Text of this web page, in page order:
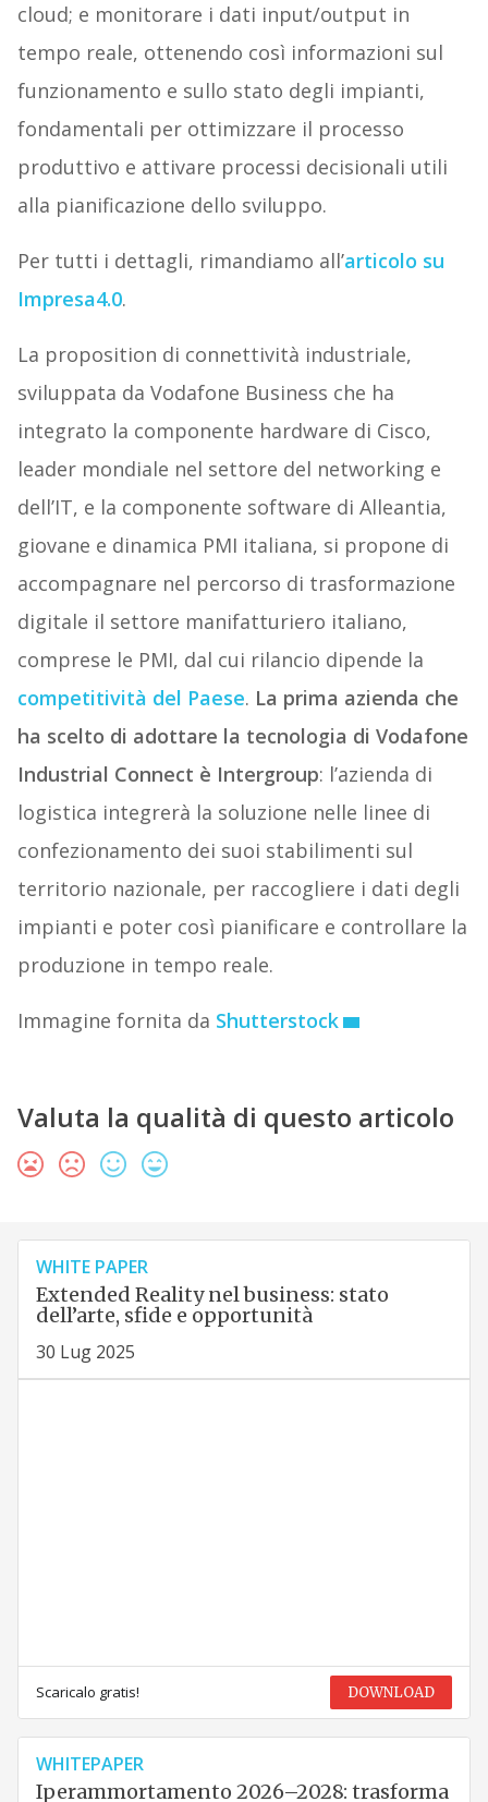
cloud; e monitorare i dati input/output in
tempo reale, ottenendo così informazioni sul
funzionamento e sullo stato degli impianti,
fondamentali per ottimizzare il processo
produttivo e attivare processi decisionali utili
alla pianificazione dello sviluppo.
Per tutti i dettagli, rimandiamo all’articolo su
Impresa4.0.
La proposition di connettività industriale,
sviluppata da Vodafone Business che ha
integrato la componente hardware di Cisco,
leader mondiale nel settore del networking e
dell’IT, e la componente software di Alleantia,
giovane e dinamica PMI italiana, si propone di
accompagnare nel percorso di trasformazione
digitale il settore manifatturiero italiano,
comprese le PMI, dal cui rilancio dipende la
competitività del Paese. La prima azienda che
ha scelto di adottare la tecnologia di Vodafone
Industrial Connect è Intergroup: l’azienda di
logistica integrerà la soluzione nelle linee di
confezionamento dei suoi stabilimenti sul
territorio nazionale, per raccogliere i dati degli
impianti e poter così pianificare e controllare la
produzione in tempo reale.
Immagine fornita da Shutterstock
Valuta la qualità di questo articolo
WHITE PAPER
Extended Reality nel business: stato
dell’arte, sfide e opportunità
30 Lug 2025
Scaricalo gratis! DOWNLOAD
WHITEPAPER
Iperammortamento 2026–2028: trasforma